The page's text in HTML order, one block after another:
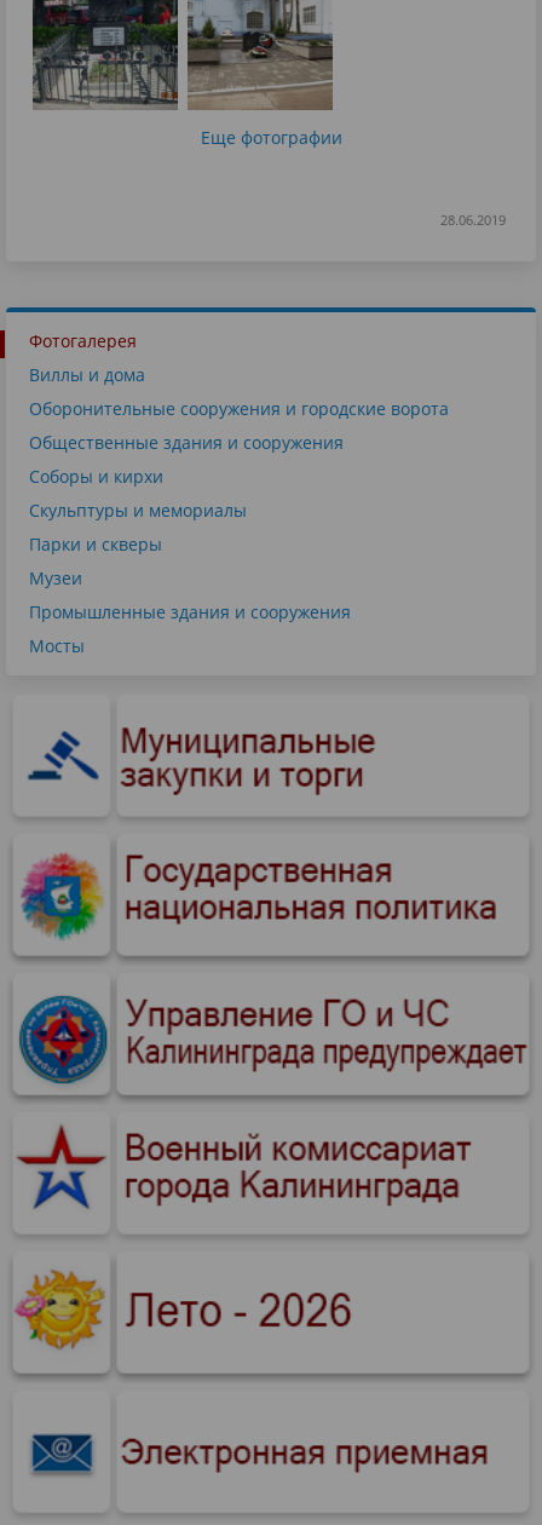
Еще фотографии
28.06.2019
Фотогалерея
Виллы и дома
Оборонительные сооружения и городские ворота
Общественные здания и сооружения
Соборы и кирхи
Скульптуры и мемориалы
Парки и скверы
Музеи
Промышленные здания и сооружения
Мосты